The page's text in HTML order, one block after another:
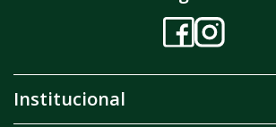
Institucional